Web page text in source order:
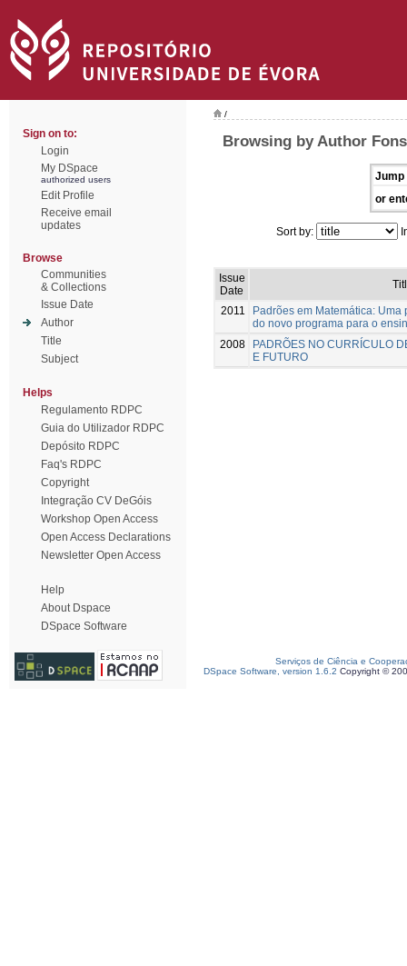
Sign on to:
Login
My DSpace
authorized users
Edit Profile
Receive email
updates
Browse
Communities
& Collections
Issue Date
Author
Title
Subject
Helps
Regulamento RDPC
Guia do Utilizador RDPC
Depósito RDPC
Faq's RDPC
Copyright
Integração CV DeGóis
Workshop Open Access
Open Access Declarations
Newsletter Open Access
Help
About Dspace
DSpace Software
/
Browsing by Author
Jump
or
Sort by:
Issue
Date
2011
Padrões em Matemática:
do novo programa para o
2008
PADRÕES NO CURRÍCULO
E FUTURO
Serviços de Ciência e
DSpace Software, version 1.6.2 Copyright ©